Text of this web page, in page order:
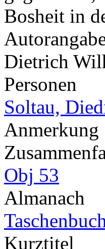
Bosheit in
Dietrich
Personen
Soltau,
Anmerkung
Obj 53
Almanach
Kurztitel